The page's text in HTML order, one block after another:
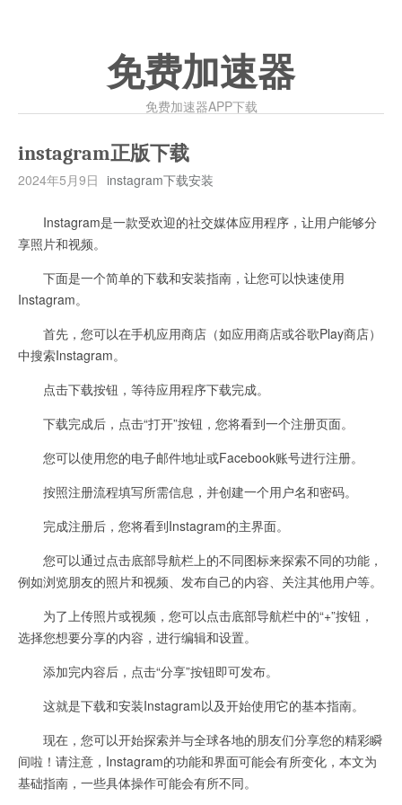
免费加速器
免费加速器APP下载
instagram正版下载
2024年5月9日 instagram下载安装
Instagram是一款受欢迎的社交媒体应用程序，让用户能够分
享照片和视频。
下面是一个简单的下载和安装指南，让您可以快速使用
Instagram。
首先，您可以在手机应用商店（如应用商店或谷歌Play商店）
中搜索Instagram。
点击下载按钮，等待应用程序下载完成。
下载完成后，点击“打开”按钮，您将看到一个注册页面。
您可以使用您的电子邮件地址或Facebook账号进行注册。
按照注册流程填写所需信息，并创建一个用户名和密码。
完成注册后，您将看到Instagram的主界面。
您可以通过点击底部导航栏上的不同图标来探索不同的功能，
例如浏览朋友的照片和视频、发布自己的内容、关注其他用户等。
为了上传照片或视频，您可以点击底部导航栏中的“+”按钮，
选择您想要分享的内容，进行编辑和设置。
添加完内容后，点击“分享”按钮即可发布。
这就是下载和安装Instagram以及开始使用它的基本指南。
现在，您可以开始探索并与全球各地的朋友们分享您的精彩瞬
间啦！请注意，Instagram的功能和界面可能会有所变化，本文为
基础指南，一些具体操作可能会有所不同。